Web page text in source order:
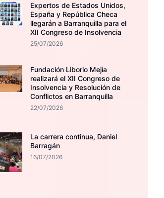
Expertos de Estados Unidos,
España y República Checa
llegarán a Barranquilla para el
XII Congreso de Insolvencia
25/07/2026
Fundación Liborio Mejía
realizará el XII Congreso de
Insolvencia y Resolución de
Conflictos en Barranquilla
22/07/2026
La carrera continua, Daniel
Barragán
16/07/2026